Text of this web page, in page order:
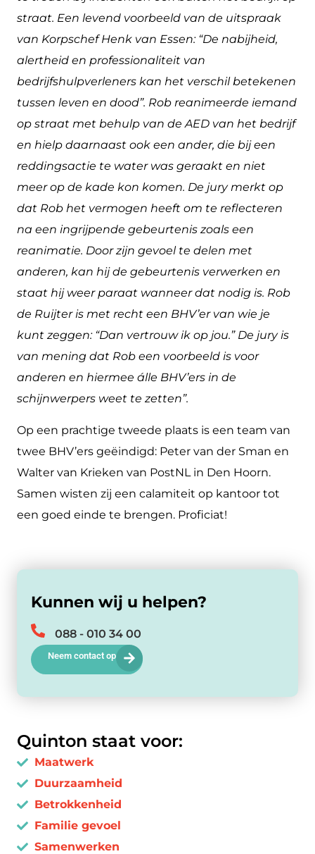
straat. Een levend voorbeeld van de uitspraak
van Korpschef Henk van Essen: “De nabijheid,
alertheid en professionaliteit van
bedrijfshulpverleners kan het verschil betekenen
tussen leven en dood”. Rob reanimeerde iemand
op straat met behulp van de AED van het bedrijf
en hielp daarnaast ook een ander, die bij een
reddingsactie te water was geraakt en niet
meer op de kade kon komen. De jury merkt op
dat Rob het vermogen heeft om te reflecteren
na een ingrijpende gebeurtenis zoals een
reanimatie. Door zijn gevoel te delen met
anderen, kan hij de gebeurtenis verwerken en
staat hij weer paraat wanneer dat nodig is. Rob
de Ruijter is met recht een BHV’er van wie je
kunt zeggen: “Dan vertrouw ik op jou.” De jury is
van mening dat Rob een voorbeeld is voor
anderen en hiermee álle BHV’ers in de
schijnwerpers weet te zetten”.
Op een prachtige tweede plaats is een team van
twee BHV’ers geëindigd: Peter van der Sman en
Walter van Krieken van PostNL in Den Hoorn.
Samen wisten zij een calamiteit op kantoor tot
een goed einde te brengen. Proficiat!
Kunnen wij u helpen?
088 - 010 34 00
Neem contact op
Quinton staat voor:
Maatwerk
Duurzaamheid
Betrokkenheid
Familie gevoel
Samenwerken